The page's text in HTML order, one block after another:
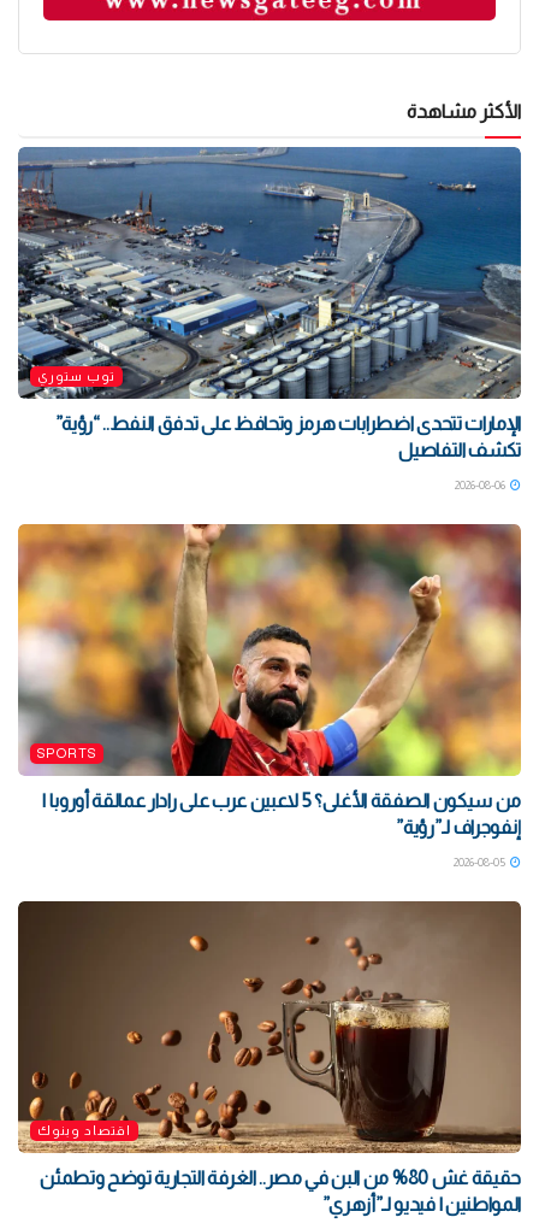
الأكثر مشاهدة
توب ستوري
الإمارات تتحدى اضطرابات هرمز وتحافظ على تدفق النفط.. “رؤية”
تكشف التفاصيل
SPORTS
من سيكون الصفقة الأغلى؟ 5 لاعبين عرب على رادار عمالقة أوروبا |
إنفوجراف لـ”رؤية”
اقتصاد وبنوك
حقيقة غش 80% من البن في مصر.. الغرفة التجارية توضح وتطمئن
المواطنين | فيديو لـ”أزهري”